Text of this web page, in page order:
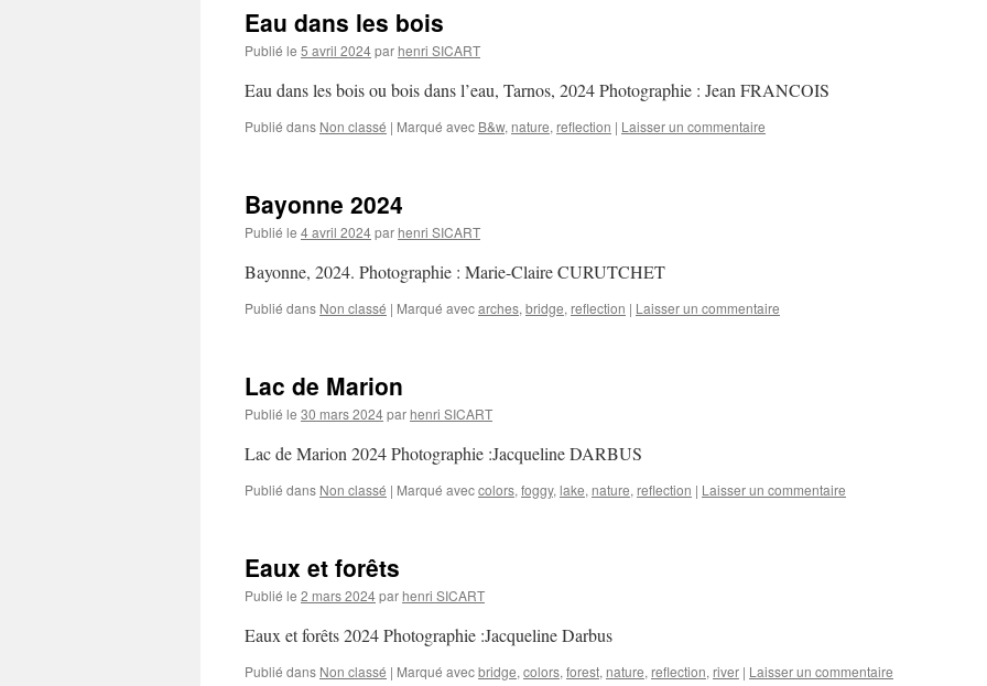
Eau dans les bois
Publié le 5 avril 2024par henri SICART
Eau dans les bois ou bois dans l’eau, Tarnos, 2024 Photographie : Jean FRANCOIS
Publié dans Non classé | Marqué avec B&w, nature, reflection | Laisser un commentaire
Bayonne 2024
Publié le 4 avril 2024par henri SICART
Bayonne, 2024. Photographie : Marie-Claire CURUTCHET
Publié dans Non classé | Marqué avecarches, bridge, reflection | Laisser un commentaire
Lac de Marion
Publié le 30 mars 2024par henri SICART
Lac de Marion 2024 Photographie :Jacqueline DARBUS
Publié dans Non classé | Marqué aveccolors, foggy, lake, nature, reflection | Laisser un commentaire
Eaux et forêts
Publié le 2 mars 2024par henri SICART
Eaux et forêts 2024 Photographie :Jacqueline Darbus
Publié dans Non classé | Marqué avecbridge, colors, forest, nature, reflection, river | Laisser un commentaire